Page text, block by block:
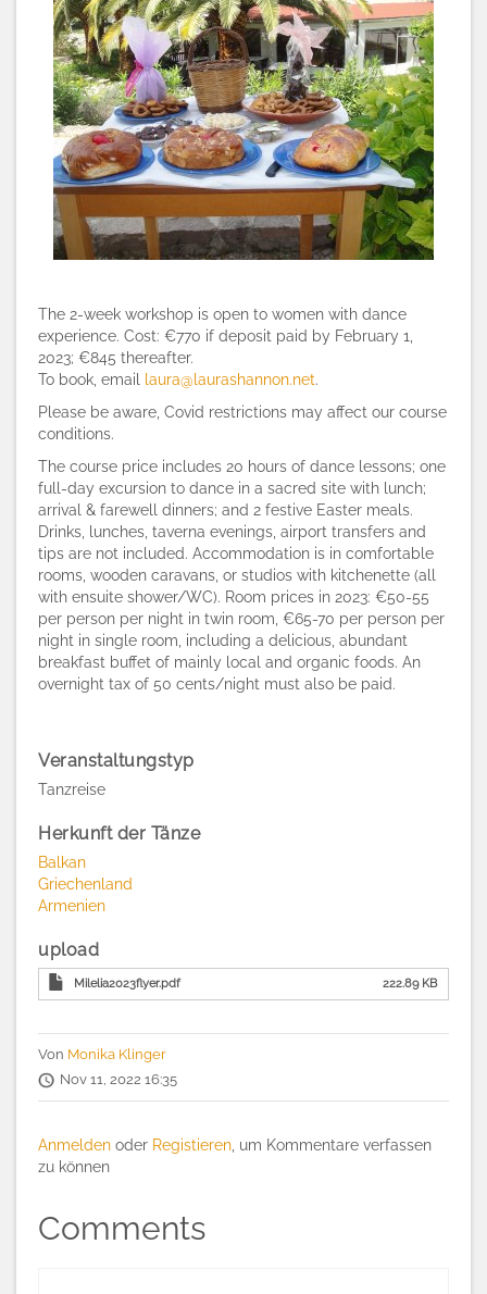
The 2-week workshop is open to women with dance
experience. Cost: €770 if deposit paid by February 1,
2023; €845 thereafter.
To book, email
laura@laurashannon.net.
Please be aware, Covid restrictions may affect our course
conditions.
The course price includes 20 hours of dance lessons; one
full-day excursion to dance in a sacred site with lunch;
arrival & farewell dinners; and 2 festive Easter meals.
Drinks, lunches, taverna evenings, airport transfers and
tips are not included. Accommodation is in comfortable
rooms, wooden caravans, or studios with kitchenette (all
with ensuite shower/WC). Room prices in 2023: €50-55
per person per night in twin room, €65-70 per person per
night in single room, including a delicious, abundant
breakfast buffet of mainly local and organic foods. An
overnight tax of 50 cents/night must also be paid.
Veranstaltungstyp
Tanzreise
Herkunft der Tänze
Balkan
Griechenland
Armenien
upload
Milelia2023flyer.pdf 222.89 KB
Von Monika Klinger
Nov 11, 2022 16:35
Anmelden oder Registieren , um Kommentare verfassen
zu können
Comments